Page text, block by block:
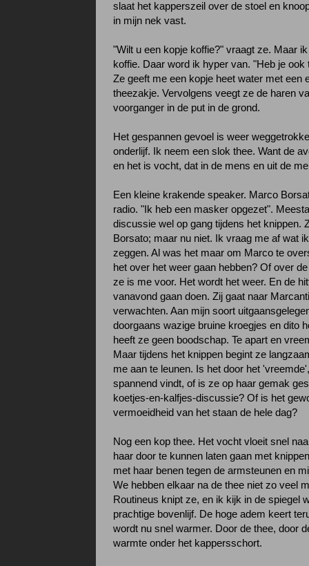
slaat het kapperszeil over de stoel en
in mijn nek vast.
"Wilt u een kopje koffie?" vraagt ze. Maar
koffie. Daar word ik hyper van. "Heb je ook
Ze geeft me een kopje heet water met een
theezakje. Vervolgens veegt ze de haren
voorganger in de put in de grond.
Het gespannen gevoel is weer
onderlijf. Ik neem een slok thee. Want de
en het is vocht, dat in de mens en uit de
Een kleine krakende speaker. Marco
radio. "Ik heb een masker opgezet".
discussie wel op gang tijdens het knippen.
Borsato; maar nu niet. Ik vraag me af wat
zeggen. Al was het maar om Marco te
het over het weer gaan hebben? Of over
ze is me voor. Het wordt het weer. En de
vanavond gaan doen. Zij gaat naar
verwachten. Aan mijn soort
doorgaans wazige bruine kroegjes en dito
heeft ze geen boodschap. Te apart en
Maar tijdens het knippen begint ze
me aan te leunen. Is het door het
spannend vindt, of is ze op haar gemak
koetjes-en-kalfjes-discussie? Of is het
vermoeidheid van het staan de hele dag?
Nog een kop thee. Het vocht vloeit snel
haar door te kunnen laten gaan met
met haar benen tegen de armsteunen en
We hebben elkaar na de thee niet zo veel
Routineus knipt ze, en ik kijk in de spiegel
prachtige bovenlijf. De hoge adem keert
wordt nu snel warmer. Door de thee, door
warmte onder het kappersschort.